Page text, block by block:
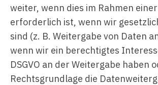
weiter, wenn dies im Rahmen
erforderlich ist, wenn wir
sind (z. B. Weitergabe von Daten
wenn wir ein berechtigtes
DSGVO an der Weitergabe haben
Rechtsgrundlage die